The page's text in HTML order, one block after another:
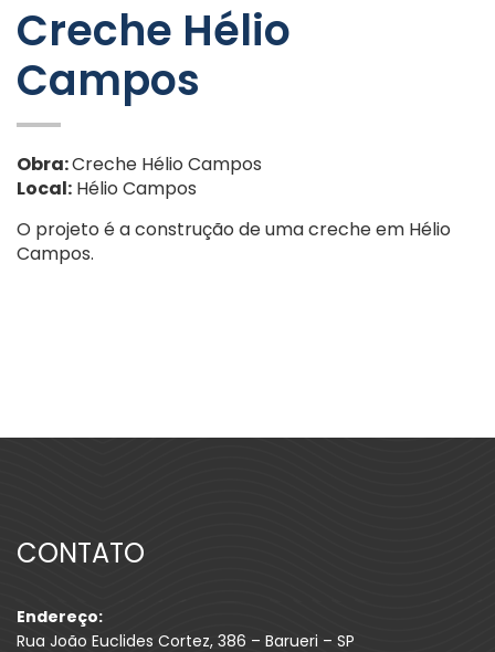
Creche Hélio
Campos
Obra:Creche Hélio Campos
Local: Hélio Campos
O projeto é a construção de uma creche em Hélio
Campos.
CONTATO
Endereço:
Rua João Euclides Cortez, 386 – Barueri – SP